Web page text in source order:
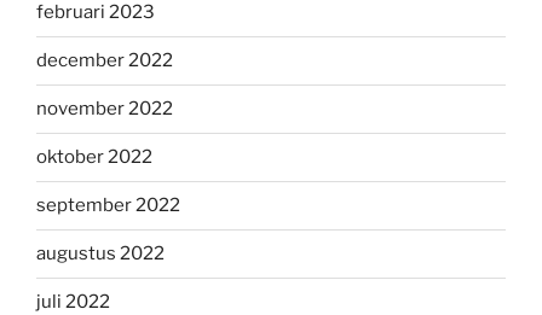
februari 2023
december 2022
november 2022
oktober 2022
september 2022
augustus 2022
juli 2022